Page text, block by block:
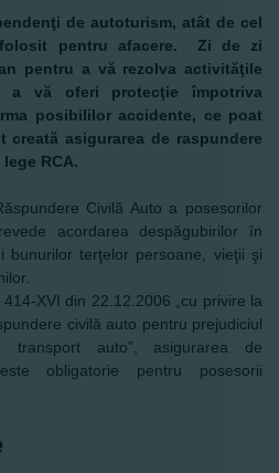
de autoturism, atât de cel
pentru afacere. Zi de zi
pentru a vă rezolva activităţile
a vă oferi protecţie împotriva
posibililor accidente, ce poat
asigurarea de raspundere
RCA.
Civilă Auto a posesorilor
acordarea despăgubirilor în
bunurilor terţelor persoane, vieţii şi
XVI din 22.12.2006 „cu privire la
civilă auto pentru prejudiciul
auto”, asigurarea de
obligatorie pentru posesorii